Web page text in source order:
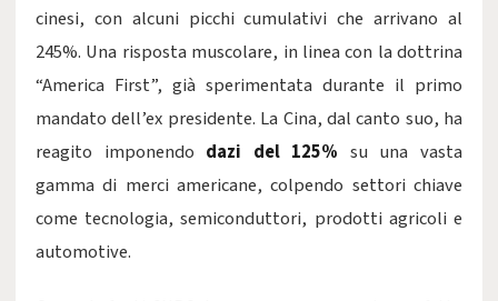
cinesi, con alcuni picchi cumulativi che arrivano al
245%. Una risposta muscolare, in linea con la dottrina
“America First”, già sperimentata durante il primo
mandato dell’ex presidente. La Cina, dal canto suo, ha
reagito imponendo dazi del 125% su una vasta
gamma di merci americane, colpendo settori chiave
come tecnologia, semiconduttori, prodotti agricoli e
automotive.